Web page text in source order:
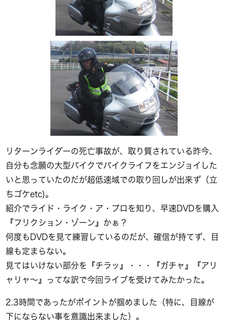
リターンライダーの死亡事故が、取り質されている昨今、
自分も念願の大型バイクでバイクライフをエンジョイした
いと思っていたのだが超低速域での取り回しが出来ず（立
ちゴケetc)。
紹介でライド・ライク・ア・プロを知り、早速DVDを購入
『フリクション・ゾーン』かぁ？
何度もDVDを見て練習しているのだが、確信が持てず、目
線も定まらない。
見てはいけない部分を『チラッ』・・・『ガチャ』『アリ
ャリャ～』ってな訳で今回ライブを受けてみたかった。
2.3時間であったがポイントが掴めました（特に、目線が
下にならない事を意識出来ました）。